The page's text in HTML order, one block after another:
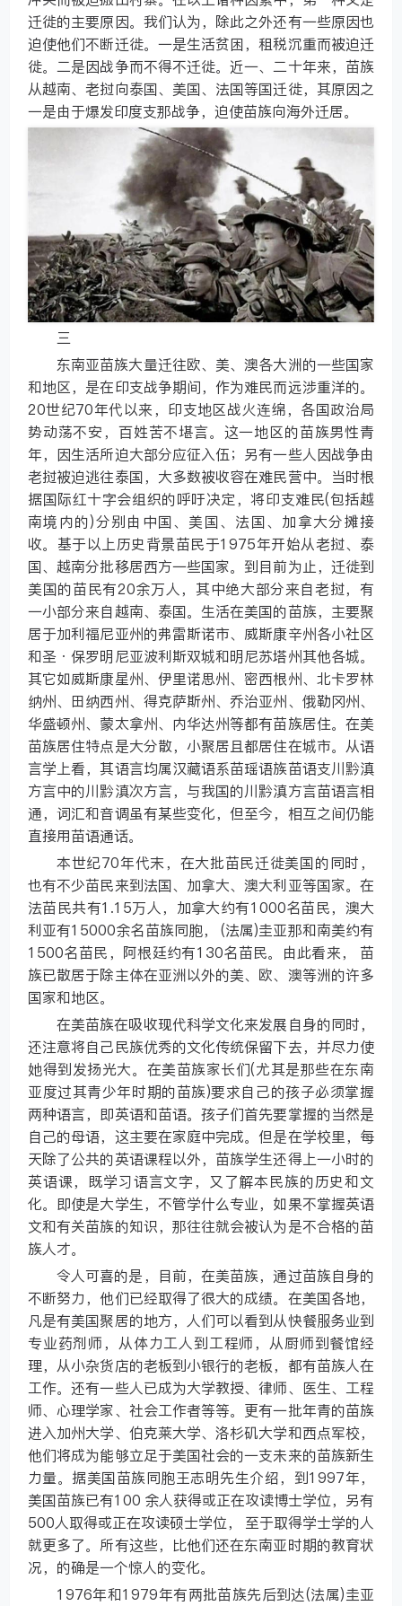
迁徙的主要原因。我们认为，除此之外还有一些原因也
迫使他们不断迁徙。一是生活贫困，租税沉重而被迫迁
徙。二是因战争而不得不迁徙。近一、二十年来，苗族
从越南、老挝向泰国、美国、法国等国迁徙，其原因之
一是由于爆发印度支那战争，迫使苗族向海外迁居。
三
东南亚苗族大量迁往欧、美、澳各大洲的一些国家
和地区，是在印支战争期间，作为难民而远涉重洋的。
20世纪70年代以来，印支地区战火连绵，各国政治局
势动荡不安，百姓苦不堪言。这一地区的苗族男性青
年，因生活所迫大部分应征入伍；另有一些人因战争由
老挝被迫逃往泰国，大多数被收容在难民营中。当时根
据国际红十字会组织的呼吁决定，将印支难民(包括越
南境内的)分别由中国、美国、法国、加拿大分摊接
收。基于以上历史背景苗民于1975年开始从老挝、泰
国、越南分批移居西方一些国家。到目前为止，迁徙到
美国的苗民有20余万人，其中绝大部分来自老挝，有
一小部分来自越南、泰国。生活在美国的苗族，主要聚
居于加利福尼亚州的弗雷斯诺市、威斯康辛州各小社区
和圣·保罗明尼亚波利斯双城和明尼苏塔州其他各城。
其它如威斯康星州、伊里诺思州、密西根州、北卡罗林
纳州、田纳西州、得克萨斯州、乔治亚州、俄勒冈州、
华盛顿州、蒙太拿州、内华达州等都有苗族居住。在美
苗族居住特点是大分散，小聚居且都居住在城市。从语
言学上看，其语言均属汉藏语系苗瑶语族苗语支川黔滇
方言中的川黔滇次方言，与我国的川黔滇方言苗语言相
通，词汇和音调虽有某些变化，但至今，相互之间仍能
直接用苗语通话。
本世纪70年代末，在大批苗民迁徙美国的同时，
也有不少苗民来到法国、加拿大、澳大利亚等国家。在
法苗民共有1.15万人，加拿大约有1000名苗民，澳大
利亚有15000余名苗族同胞， (法属)圭亚那和南美约有
1500名苗民，阿根廷约有130名苗民。由此看来， 苗
族已散居于除主体在亚洲以外的美、欧、澳等洲的许多
国家和地区。
在美苗族在吸收现代科学文化来发展自身的同时，
还注意将自己民族优秀的文化传统保留下去，并尽力使
她得到发扬光大。在美苗族家长们(尤其是那些在东南
亚度过其青少年时期的苗族)要求自己的孩子必须掌握
两种语言，即英语和苗语。孩子们首先要掌握的当然是
自己的母语，这主要在家庭中完成。但是在学校里，每
天除了公共的英语课程以外，苗族学生还得上一小时的
英语课，既学习语言文字，又了解本民族的历史和文
化。即使是大学生，不管学什么专业，如果不掌握英语
文和有关苗族的知识，那往往就会被认为是不合格的苗
族人才。
令人可喜的是，目前，在美苗族，通过苗族自身的
不断努力，他们已经取得了很大的成绩。在美国各地，
凡是有美国聚居的地方，人们可以看到从快餐服务业到
专业药剂师，从体力工人到工程师，从厨师到餐馆经
理，从小杂货店的老板到小银行的老板，都有苗族人在
工作。还有一些人已成为大学教授、律师、医生、工程
师、心理学家、社会工作者等等。更有一批年青的苗族
进入加州大学、伯克莱大学、洛杉矶大学和西点军校，
他们将成为能够立足于美国社会的一支未来的苗族新生
力量。据美国苗族同胞王志明先生介绍，到1997年，
美国苗族已有100 余人获得或正在攻读博士学位，另有
500人取得或正在攻读硕士学位， 至于取得学士学的人
就更多了。所有这些，比他们还在东南亚时期的教育状
况，的确是一个惊人的变化。
1976年和1979年有两批苗族先后到达(法属)圭亚